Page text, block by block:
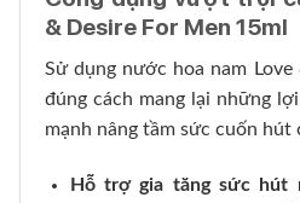
& Desire For Men 15ml
Sử dụng nước hoa nam Love
đúng cách mang lại những
mạnh nâng tầm sức cuốn hút
Hỗ trợ gia tăng sức hút